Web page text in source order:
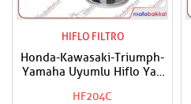
HIFLO FILTRO
Honda-Kawasaki-Triumph-
Yamaha Uyumlu Hiflo Yağ
HF204C